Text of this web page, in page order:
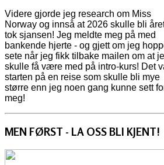
Videre gjorde jeg research om Miss
Norway og innså at 2026 skulle bli
tok sjansen! Jeg meldte meg på med
bankende hjerte - og gjett om jeg
sete når jeg fikk tilbake mailen om at
skulle få være med på intro-kurs! Det
starten på en reise som skulle bli mye
større enn jeg noen gang kunne sett
meg!
MEN FØRST - LA OSS BLI KJENT!